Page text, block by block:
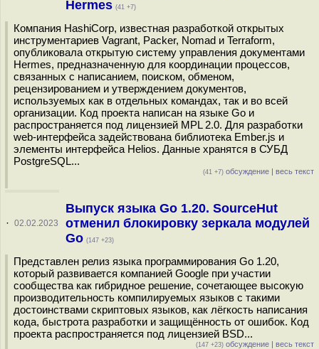
Hermes (41 +7)
Компания HashiCorp, известная разработкой открытых
инструментариев Vagrant, Packer, Nomad и Terraform,
опубликовала открытую систему управления документами
Hermes, предназначенную для координации процессов,
связанных с написанием, поиском, обменом,
рецензированием и утверждением документов,
используемых как в отдельных командах, так и во всей
организации. Код проекта написан на языке Go и
распространяется под лицензией MPL 2.0. Для разработки
web-интерфейса задействована библиотека Ember.js и
элементы интерфейса Helios. Данные хранятся в СУБД
PostgreSQL...
(41 +7) обсуждение | весь текст
· 02.02.2023
Выпуск языка Go 1.20. SourceHut
отменил блокировку зеркала модулей
Go (147 +23)
Представлен релиз языка программирования Go 1.20,
который развивается компанией Google при участии
сообщества как гибридное решение, сочетающее высокую
производительность компилируемых языков с такими
достоинствами скриптовых языков, как лёгкость написания
кода, быстрота разработки и защищённость от ошибок. Код
проекта распространяется под лицензией BSD...
(147 +23) обсуждение | весь текст